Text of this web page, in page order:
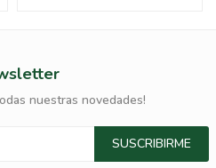
nuestras novedades!
SUSCRIBIRME